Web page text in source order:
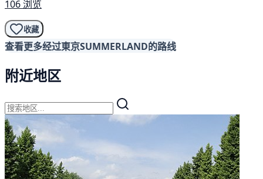
106 浏览
收藏
查看更多经过東京SUMMERLAND的路线
附近地区